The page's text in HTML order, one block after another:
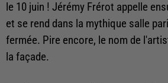
le 10 juin ! Jérémy Frérot appelle
et se rend dans la mythique salle
fermée. Pire encore, le nom de
la façade.